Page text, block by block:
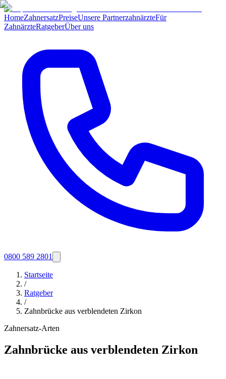
HomeZahnersatzPreiseUnsere PartnerzahnärzteFür
ZahnärzteRatgeberÜber uns
0800 589 2801
Startseite
/
Ratgeber
/
Zahnbrücke aus verblendeten Zirkon
Zahnersatz-Arten
Zahnbrücke aus verblendeten Zirkon